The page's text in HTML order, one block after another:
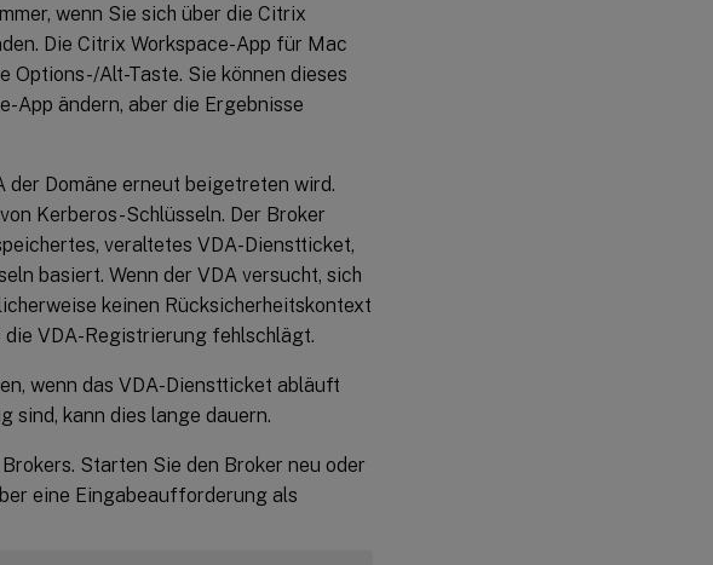
wenn Sie sich über die Citrix
Die Citrix Workspace-App für Mac
Options-/Alt-Taste. Sie können dieses
App ändern, aber die Ergebnisse
der Domäne erneut beigetreten wird.
Kerberos-Schlüsseln. Der Broker
veraltetes VDA-Dienstticket,
basiert. Wenn der VDA versucht, sich
keinen Rücksicherheitskontext
die VDA-Registrierung fehlschlägt.
wenn das VDA-Dienstticket abläuft
sind, kann dies lange dauern.
Starten Sie den Broker neu oder
eine Eingabeaufforderung als